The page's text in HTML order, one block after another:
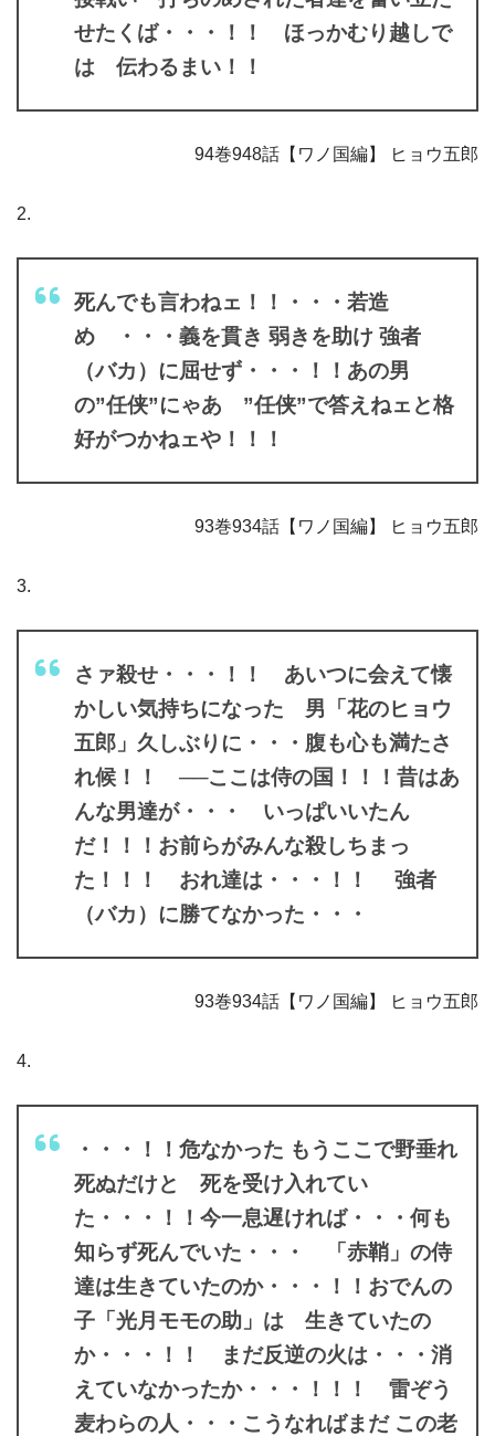
せたくば・・・！！ ほっかむり越しで
は 伝わるまい！！
94巻948話【ワノ国編】 ヒョウ五郎
2.
死んでも言わねェ！！・・・若造
め ・・・義を貫き 弱きを助け 強者
（バカ）に屈せず・・・！！あの男
の”任侠”にゃあ ”任侠”で答えねェと格
好がつかねェや！！！
93巻934話【ワノ国編】 ヒョウ五郎
3.
さァ殺せ・・・！！ あいつに会えて懐
かしい気持ちになった 男「花のヒョウ
五郎」久しぶりに・・・腹も心も満たさ
れ候！！ ──ここは侍の国！！！昔はあ
んな男達が・・・ いっぱいいたん
だ！！！お前らがみんな殺しちまっ
た！！！ おれ達は・・・！！ 強者
（バカ）に勝てなかった・・・
93巻934話【ワノ国編】 ヒョウ五郎
4.
・・・！！危なかった もうここで野垂れ
死ぬだけと 死を受け入れてい
た・・・！！今一息遅ければ・・・何も
知らず死んでいた・・・ 「赤鞘」の侍
達は生きていたのか・・・！！おでんの
子「光月モモの助」は 生きていたの
か・・・！！ まだ反逆の火は・・・消
えていなかったか・・・！！！ 雷ぞう
麦わらの人・・・こうなればまだ この老